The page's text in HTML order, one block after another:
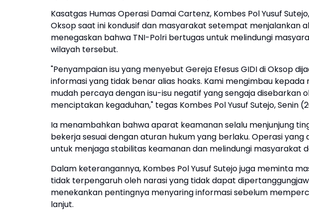
Kasatgas Humas Operasi Damai Cartenz, Kombes Pol Yusuf
Oksop saat ini kondusif dan masyarakat setempat menjalankan
menegaskan bahwa TNI-Polri bertugas untuk melindungi
wilayah tersebut.
"Penyampaian isu yang menyebut Gereja Efesus GIDI di Oksop
informasi yang tidak benar alias hoaks. Kami mengimbau
mudah percaya dengan isu-isu negatif yang sengaja disebarkan
menciptakan kegaduhan," tegas Kombes Pol Yusuf Sutejo, Senin
Ia menambahkan bahwa aparat keamanan selalu menjunjung
bekerja sesuai dengan aturan hukum yang berlaku. Operasi yang
untuk menjaga stabilitas keamanan dan melindungi masyarakat
Dalam keterangannya, Kombes Pol Yusuf Sutejo juga meminta
tidak terpengaruh oleh narasi yang tidak dapat
menekankan pentingnya menyaring informasi sebelum
lanjut.